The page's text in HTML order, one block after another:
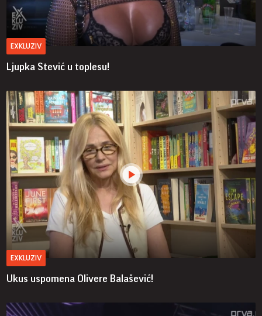
EXKLUZIV
Ljupka Stević u toplesu!
EXKLUZIV
Ukus uspomena Olivere Balašević!